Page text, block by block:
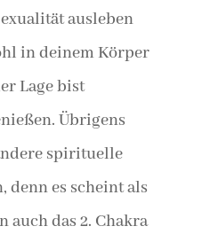
ausleben
in deinem Körper
Lage bist
Übrigens
spirituelle
denn es scheint als
das 2. Chakra